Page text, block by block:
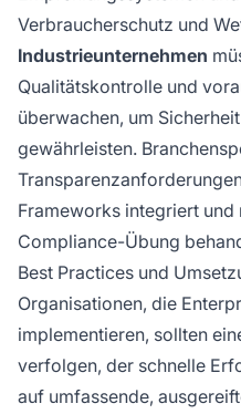
Verbraucherschutz und
Industrieunternehmen
Qualitätskontrolle und
überwachen, um
gewährleisten.
Frameworks integriert und
Compliance-Übung
Best Practices und
Organisationen, die
implementieren, sollten
verfolgen, der schnelle
auf umfassende,